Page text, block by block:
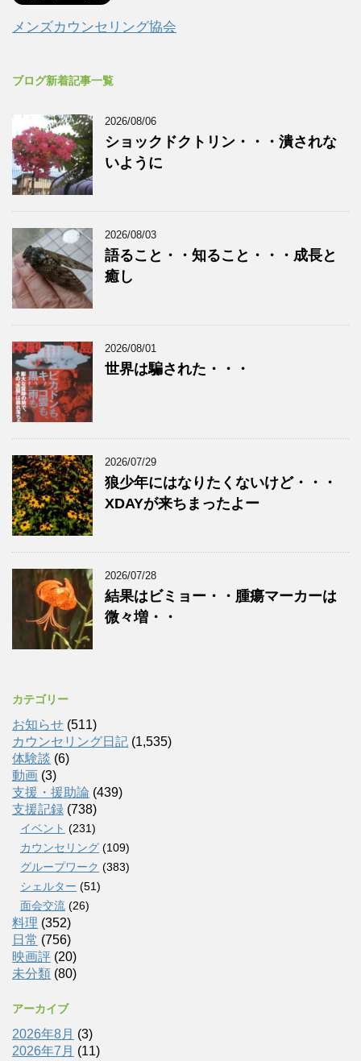
メンズカウンセリング協会
ブログ新着記事一覧
2026/08/06
ショックドクトリン・・・潰されな
いように
2026/08/03
語ること・・知ること・・・成長と
癒し
2026/08/01
世界は騙された・・・
2026/07/29
狼少年にはなりたくないけど・・・
XDAYが来ちまったよー
2026/07/28
結果はビミョー・・腫瘍マーカーは
微々増・・
カテゴリー
お知らせ (511)
カウンセリング日記 (1,535)
体験談 (6)
動画 (3)
支援・援助論 (439)
支援記録 (738)
イベント (231)
カウンセリング (109)
グループワーク (383)
シェルター (51)
面会交流 (26)
料理 (352)
日常 (756)
映画評 (20)
未分類 (80)
アーカイブ
2026年8月 (3)
2026年7月 (11)